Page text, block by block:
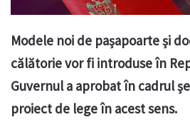
Modele noi de pașapoarte și
călătorie vor fi introduse în
Guvernul a aprobat în cadrul
proiect de lege în acest sens.